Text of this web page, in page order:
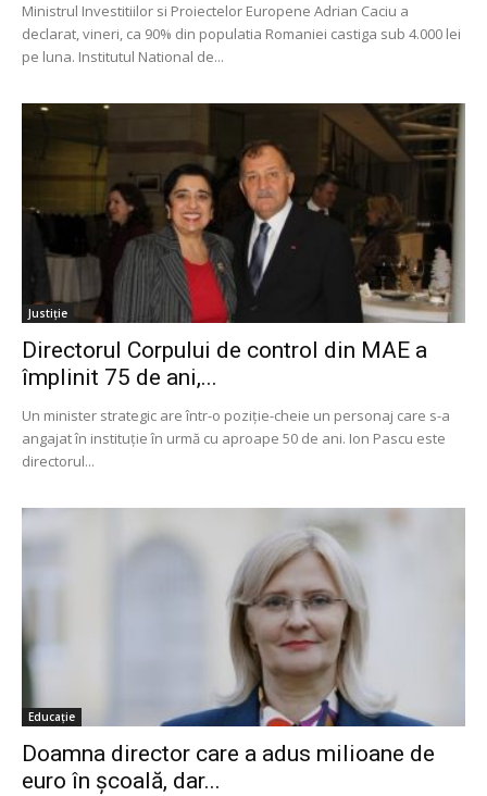
Ministrul Investitiilor si Proiectelor Europene Adrian Caciu a
declarat, vineri, ca 90% din populatia Romaniei castiga sub 4.000 lei
pe luna. Institutul National de...
Justiție
Directorul Corpului de control din MAE a
împlinit 75 de ani,...
Un minister strategic are într-o poziție-cheie un personaj care s-a
angajat în instituție în urmă cu aproape 50 de ani. Ion Pascu este
directorul...
Educație
Doamna director care a adus milioane de
euro în școală, dar...